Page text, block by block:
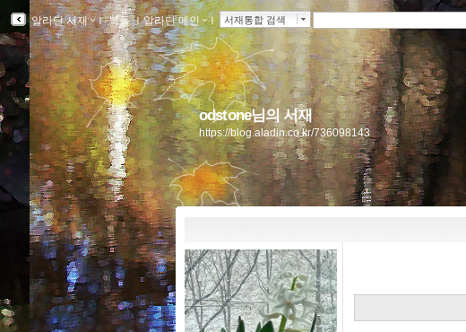
알라딘 서재 ｌ북플ｌ알라딘 메인 ｌ 서재통합 검색
odstone님의 서재
https://blog.aladin.co.kr/736098143